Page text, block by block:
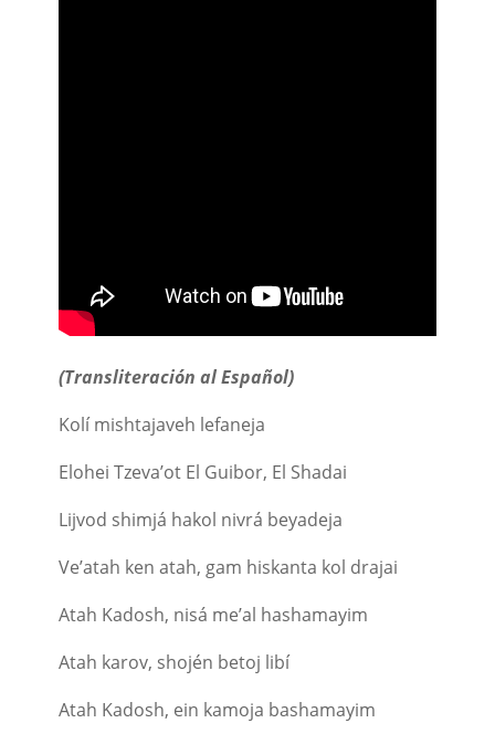
(Transliteración al Español)
Kolí mishtajaveh lefaneja
Elohei Tzeva’ot El Guibor, El Shadai
Lijvod shimjá hakol nivrá beyadeja
Ve’atah ken atah, gam hiskanta kol drajai
Atah Kadosh, nisá me’al hashamayim
Atah karov, shojén betoj libí
Atah Kadosh, ein kamoja bashamayim